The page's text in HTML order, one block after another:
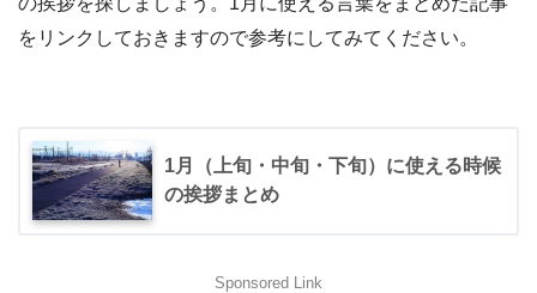
をリンクしておきますので参考にしてみてください。
1月（上旬・中旬・下旬）に使える時候
の挨拶まとめ
Sponsored Link